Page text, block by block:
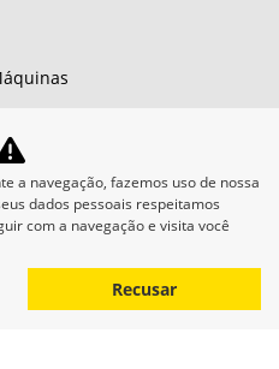
é
a navegação, fazemos uso de nossa
dados pessoais respeitamos
com a navegação e visita você
Recusar